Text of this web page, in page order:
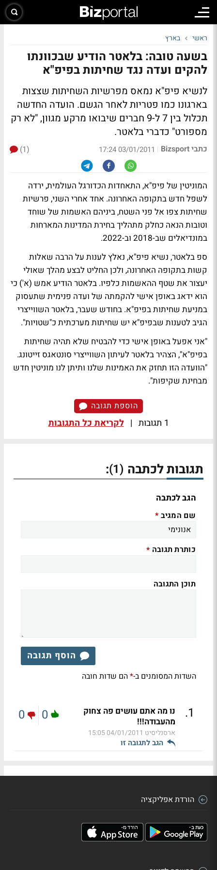
ראשי בארץ
בשעה טובה: בלאטר הודיע שבכוונתו
להקים ועדה נגד שחיתות בפיפ"א
לנשיא פיפ"א נמאס מפרשיות השחיתות שצצות
בארגונו כמו פטריות לאחר הגשם. הועדה החדשה
תכלול בין 7 ל-9 חברים שיבואו מרקע מגוון, "לא רק
מספורט" כדברי בלאטר.
כתבי Bizsport |
03/01/2011 17:24
(1)
המוניטין של פיפ"א, התאחדות הכדורגל העולמית, ירדה
לשפל חדש בתקופה האחרונה. אחד אחרי השני, פרשיות
שחיתות צפו אל פני השטח, ביניהם האשמות של שוחד
וטובות הנאה כחלק מתהליך בחירת המדינות המארחות
במונדיאלים שב-2018 וב-2022.
ספ בלאטר, נשיא פיפ"א, נאלץ לענות על הרבה שאלות
קשות בתקופה האחרונה, ולכן החליט לבצע מהלך שאולי
יעצור את שטף ההאשמות כלפיו. בלאטר הודיע אמש (א') כי
הוא ידאג באופן אישי להקמתה של ועדה פנימית שתעסוק
במניעת שחיתות בפיפ"א. בחודש שעבר, בלאטר השווייצרי
הגיב לטענות שבפיפ"א יש שחיתות מערכתית כ"שטויות".
"אני אפעל באופן אישי כדי להבטיח שלא תהיה שחיתות
בפיפ"א", הצהיר בלאטר לעיתון השווייצרי סונטאגס זייטונג.
"הוועדה הזו תחזק את האמינות שלנו ותיתן לנו מוניטין חדש
מבחינת שקיפות".
הוספת תגובה
1 תגובות | לקריאת כל התגובות
תגובות לכתבה (1)
:
הגב לכתבה
שם המגיב *
כותרת תגובה *
תוכן התגובה
הוסף תגובה
השדות המסומנים ב-*הם שדות חובה
1
.
נו מה אתם עושים פה צחוק
מהעבודה!!!
ארסנליסיט 04/01/2011 15:05
הגב לתגובה זו
0
0
הורדת אפליקציה